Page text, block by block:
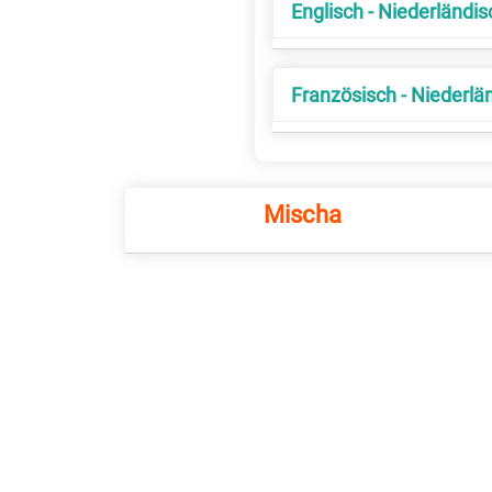
Englisch -
Französisch -
Mischa